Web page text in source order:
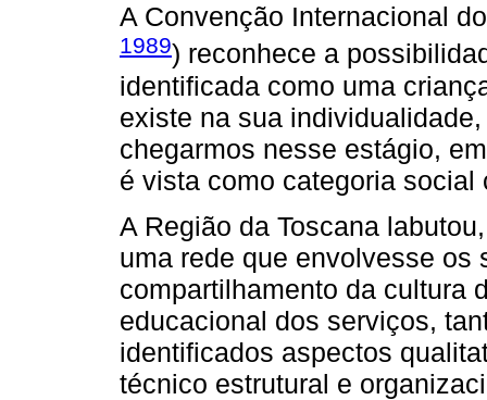
A Convenção Internacional
1989) reconhece a
identificada como uma
existe na sua
chegarmos nesse estágio,
é vista como categoria
A Região da Toscana
uma rede que envolvesse os
compartilhamento da cultura
educacional dos serviços,
identificados aspectos
técnico estrutural e